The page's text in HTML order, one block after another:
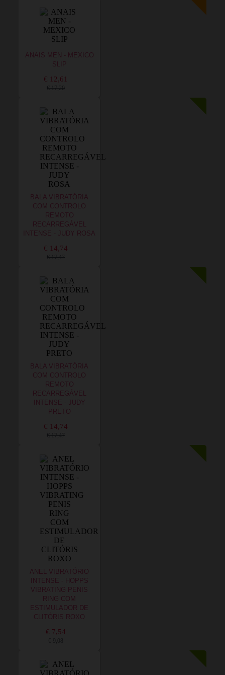
ANAIS MEN - MEXICO
SLIP
€ 12,61
€ 17,20
BALA VIBRATÓRIA
COM CONTROLO
REMOTO
RECARREGÁVEL
INTENSE - JUDY ROSA
€ 14,74
€ 17,47
BALA VIBRATÓRIA
COM CONTROLO
REMOTO
RECARREGÁVEL
INTENSE - JUDY
PRETO
€ 14,74
€ 17,47
ANEL VIBRATÓRIO
INTENSE - HOPPS
VIBRATING PENIS
RING COM
ESTIMULADOR DE
CLITÓRIS ROXO
€ 7,54
€ 9,08